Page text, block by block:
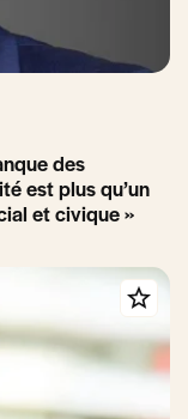
des
est plus qu’un
et civique »